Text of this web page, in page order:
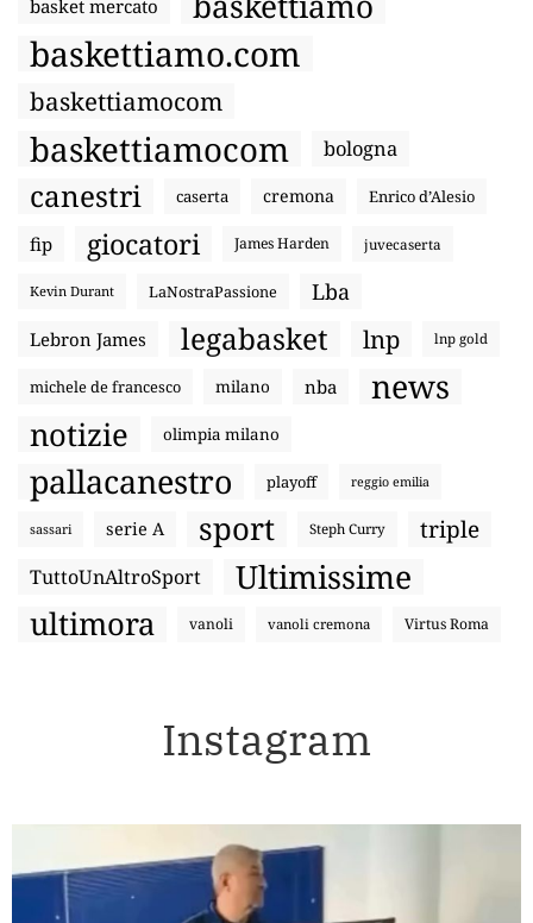
basket mercato
baskettiamo.com
baskettiamocom
baskettiamocom bologna
canestri caserta cremona Enrico d’Alesio
fip giocatori James Harden juvecaserta
Kevin Durant LaNostraPassione Lba
Lebron James legabasket lnp lnp gold
michele de francesco milano nba news
notizie olimpia milano
pallacanestro playoff reggio emilia
sassari serie A sport Steph Curry triple
TuttoUnAltroSport Ultimissime
ultimora vanoli vanoli cremona Virtus Roma
Instagram